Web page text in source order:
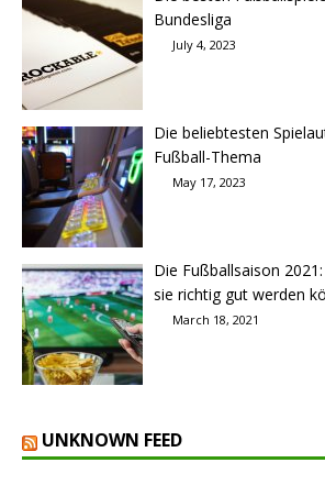
Bundesliga
July 4, 2023
Die beliebtesten
Fußball-Thema
May 17, 2023
Die Fußballsaison
sie richtig gut werden
March 18, 2021
UNKNOWN FEED